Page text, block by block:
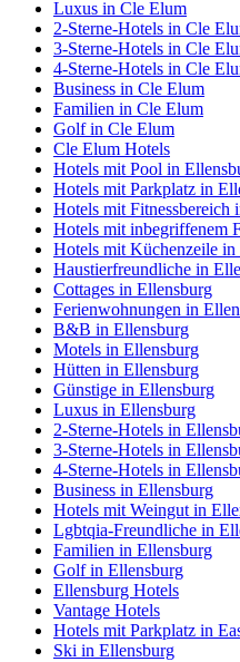
Luxus in Cle Elum
2-Sterne-Hotels in Cle
3-Sterne-Hotels in Cle
4-Sterne-Hotels in Cle
Business in Cle Elum
Familien in Cle Elum
Golf in Cle Elum
Cle Elum Hotels
Hotels mit Pool in
Hotels mit Parkplatz in
Hotels mit Fitnessbereich
Hotels mit inbegriffenem
Hotels mit Küchenzeile in
Haustierfreundliche in
Cottages in Ellensburg
Ferienwohnungen in
B&B in Ellensburg
Motels in Ellensburg
Hütten in Ellensburg
Günstige in Ellensburg
Luxus in Ellensburg
2-Sterne-Hotels in
3-Sterne-Hotels in
4-Sterne-Hotels in
Business in Ellensburg
Hotels mit Weingut in
Lgbtqia-Freundliche in
Familien in Ellensburg
Golf in Ellensburg
Ellensburg Hotels
Vantage Hotels
Hotels mit Parkplatz in
Ski in Ellensburg